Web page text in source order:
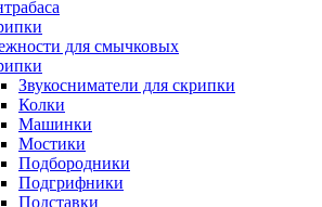
для смычковых
Звукосниматели для скрипки
Колки
Машинки
Мостики
Подбородники
Подгрифники
Подставки